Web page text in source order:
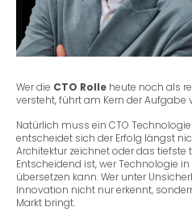
Wer die CTO Rolle heute noch als
versteht, führt am Kern der Aufgabe
Natürlich muss ein CTO
entscheidet sich der Erfolg längst
Architektur zeichnet oder das
Entscheidend ist, wer Technologie
übersetzen kann. Wer unter
Innovation nicht nur erkennt,
Markt bringt.